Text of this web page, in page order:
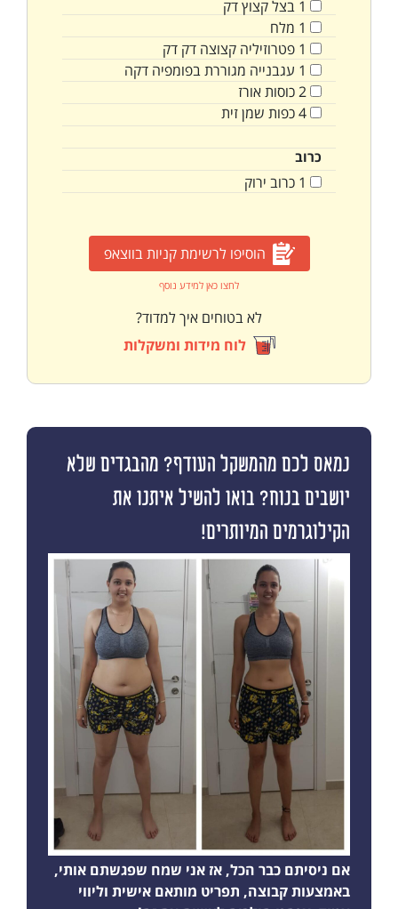
1 בצל קצוץ דק
1 מלח
1 פטרוזיליה קצוצה דק דק
1 עגבנייה מגוררת בפומפיה דקה
2כוסותאורז
4כפות שמן זית
כרוב
1 כרוב ירוק
הוסיפו לרשימת קניות בווצאפ
לחצו כאן למידע נוסף
לא בטוחים איך למדוד?
לוח מידות ומשקלות
נמאס לכם מהמשקל העודף? מהבגדים שלא
יושבים בנוח? בואו להשיל איתנו את
הקילוגרמים המיותרים!
אם ניסיתם כבר הכל, אז אני שמח שפגשתם אותי,
באמצעות קבוצה, תפריט מותאם אישית וליווי